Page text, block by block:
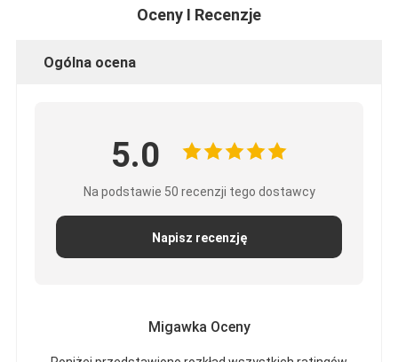
Oceny I Recenzje
Ogólna ocena
5.0
Na podstawie 50 recenzji tego dostawcy
Napisz recenzję
Migawka Oceny